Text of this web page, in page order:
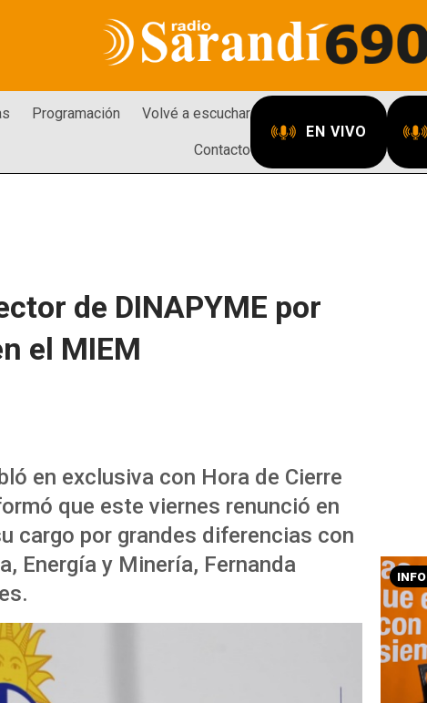
Programación Volvé a escuchar
Contacto
EN VIVO
de DINAPYME por
el MIEM
en exclusiva con Hora de Cierre
que este viernes renunció en
cargo por grandes diferencias con
Energía y Minería, Fernanda